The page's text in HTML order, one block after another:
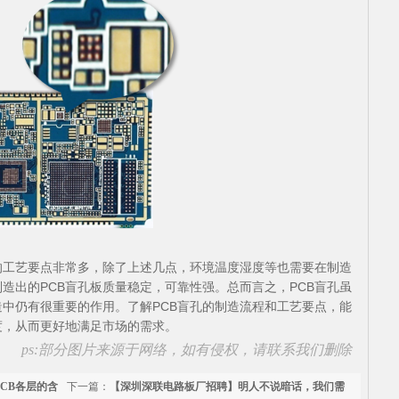
艺要点非常多，除了上述几点，环境温度湿度等也需要在制造
出的PCB盲孔板质量稳定，可靠性强。总而言之，PCB盲孔虽
仍有很重要的作用。了解PCB盲孔的制造流程和工艺要点，能
从而更好地满足市场的需求。
ps:部分图片来源于网络，如有侵权，请联系我们删除
下一篇： 【深圳深联电路板厂招聘】明人不说暗话，我们需
各层的含